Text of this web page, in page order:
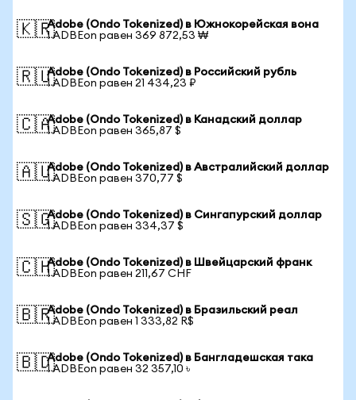
🇰🇷Adobe (Ondo Tokenized) в Южнокорейская вона
1 ADBEon равен 369 872,53 ₩
🇷🇺Adobe (Ondo Tokenized) в Российский рубль
1 ADBEon равен 21 434,23 ₽
🇨🇦Adobe (Ondo Tokenized) в Канадский доллар
1 ADBEon равен 365,87 $
🇦🇺Adobe (Ondo Tokenized) в Австралийский доллар
1 ADBEon равен 370,77 $
🇸🇬Adobe (Ondo Tokenized) в Сингапурский доллар
1 ADBEon равен 334,37 $
🇨🇭Adobe (Ondo Tokenized) в Швейцарский франк
1 ADBEon равен 211,67 CHF
🇧🇷Adobe (Ondo Tokenized) в Бразильский реал
1 ADBEon равен 1 333,82 R$
🇧🇩Adobe (Ondo Tokenized) в Бангладешская така
1 ADBEon равен 32 357,10 ৳